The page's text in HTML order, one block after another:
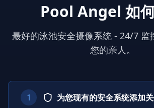
Pool Angel 如
最好的泳池安全摄像系统 - 24/7 监
您的亲人。
1 为您现有的安全系统添加